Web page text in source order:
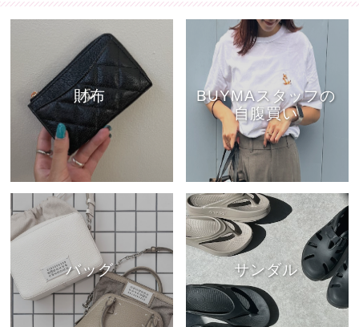
財布
BUYMAスタッフの
自腹買い
バッグ サンダル